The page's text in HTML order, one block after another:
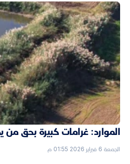
الموارد: غرامات كبيرة بحق من
الجمعة 6 فبراير 2026 01:55 م